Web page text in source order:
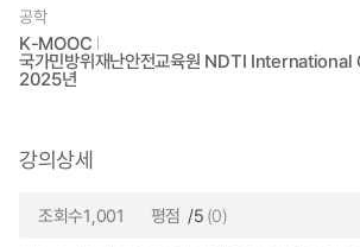
공학
K-MOOC
국가민방위재난안전교육원 NDTI
2025년
강의상세
조회수1,001 평점 /5 (0)